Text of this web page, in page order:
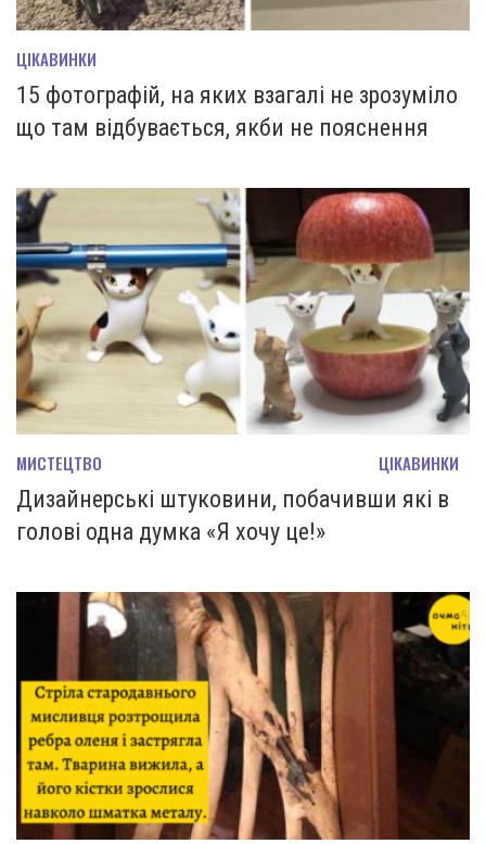
ЦІКАВИНКИ
15 фотографій, на яких взагалі не зрозуміло
що там відбувається, якби не пояснення
МИСТЕЦТВО ЦІКАВИНКИ
Дизайнерські штуковини, побачивши які в
голові одна думка «Я хочу це!»